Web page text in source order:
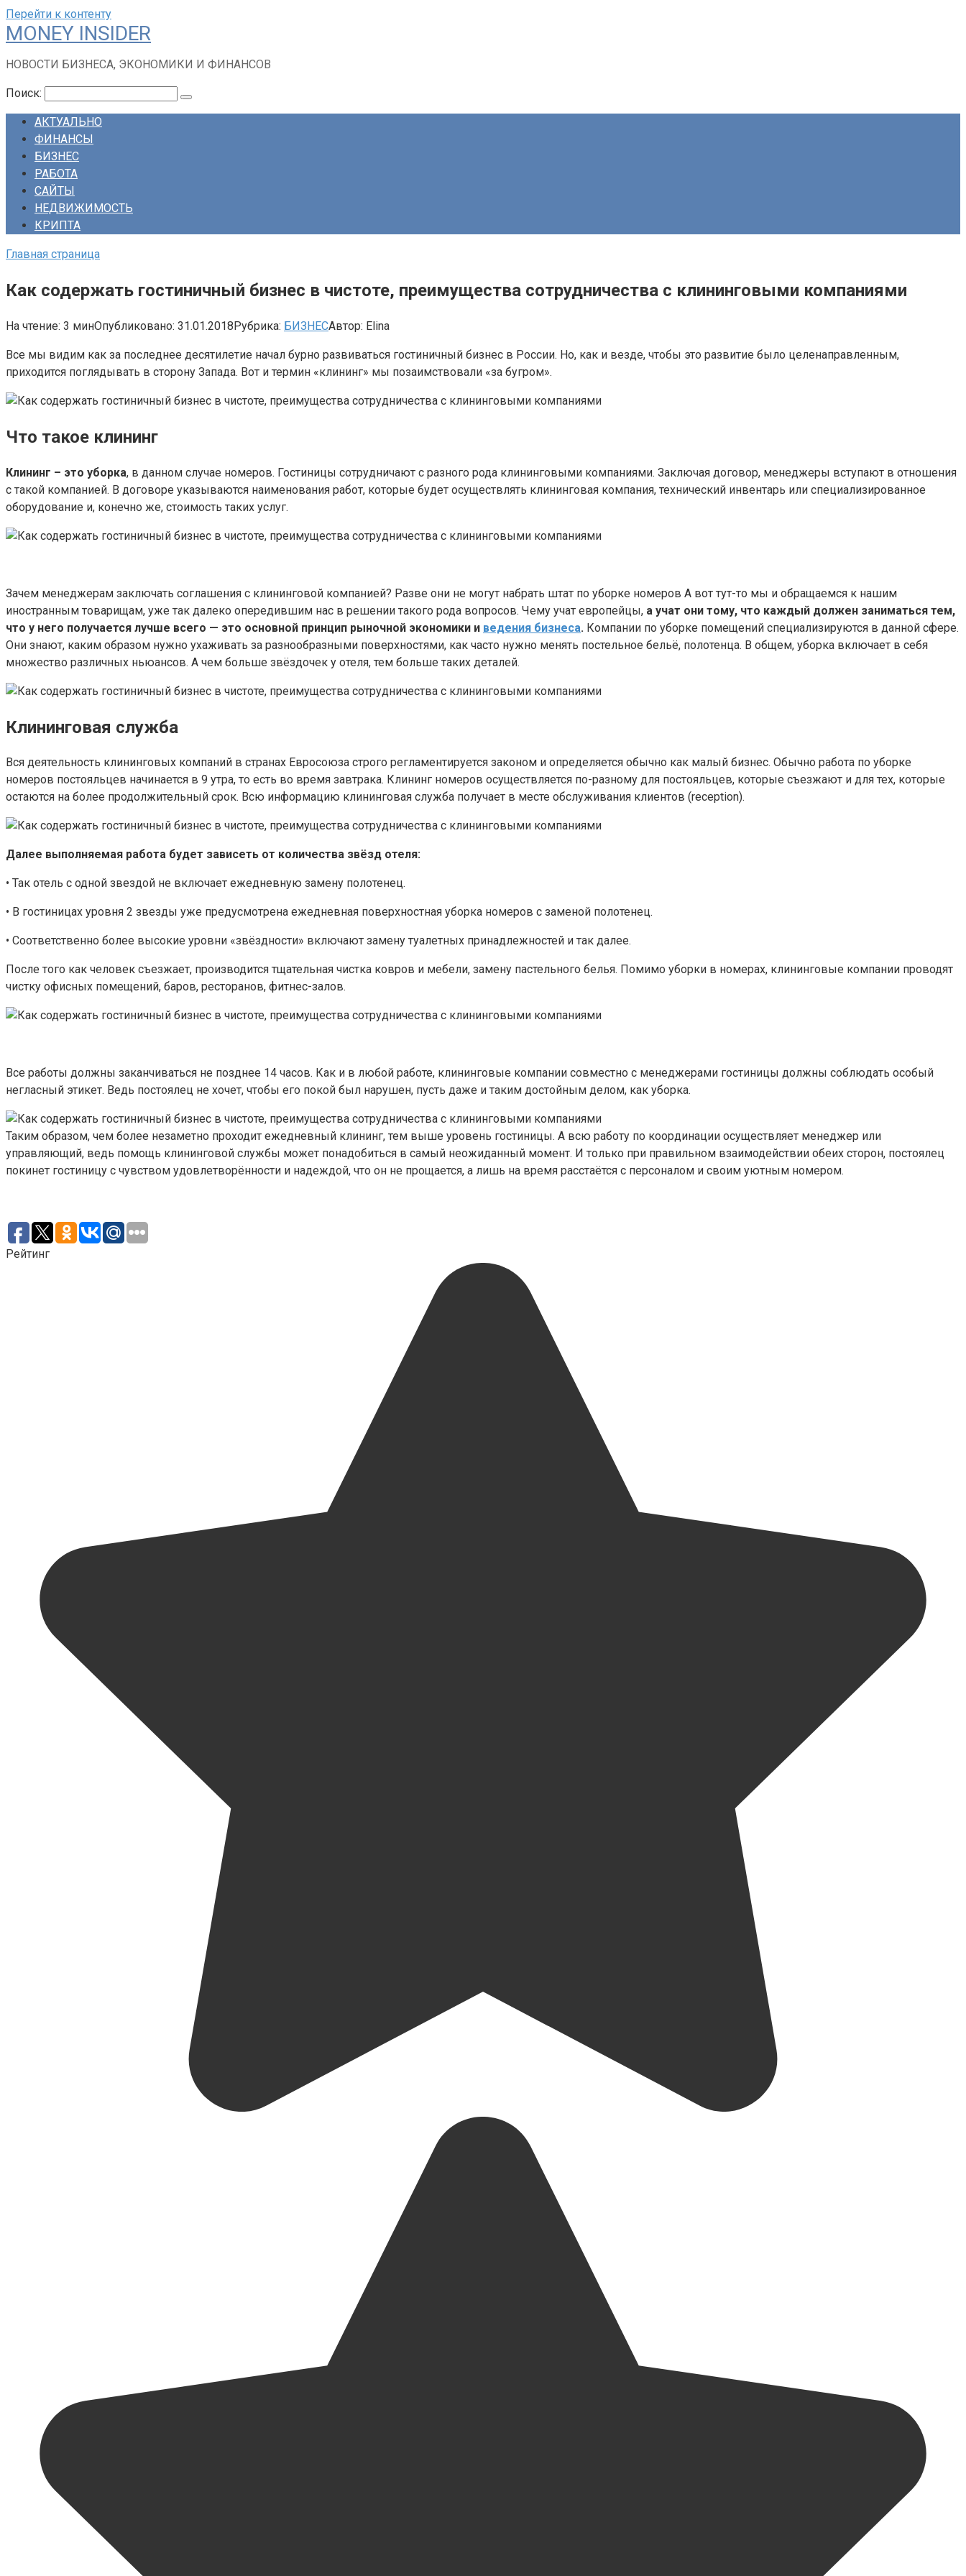
Перейти к контенту
MONEY INSIDER
НОВОСТИ БИЗНЕСА, ЭКОНОМИКИ И ФИНАНСОВ
Поиск:
АКТУАЛЬНО
ФИНАНСЫ
БИЗНЕС
РАБОТА
САЙТЫ
НЕДВИЖИМОСТЬ
КРИПТА
Главная страница
Как содержать гостиничный бизнес в чистоте, преимущества сотрудничества с клининговыми компаниями
На чтение: 3 минОпубликовано: 31.01.2018Рубрика: БИЗНЕСАвтор: Elina
Все мы видим как за последнее десятилетие начал бурно развиваться гостиничный бизнес в России. Но, как и везде, чтобы это развитие было целенаправленным,
приходится поглядывать в сторону Запада. Вот и термин «клининг» мы позаимствовали «за бугром».
Что такое клининг
Клининг – это уборка, в данном случае номеров. Гостиницы сотрудничают с разного рода клининговыми компаниями. Заключая договор, менеджеры вступают в отношения
с такой компанией. В договоре указываются наименования работ, которые будет осуществлять клининговая компания, технический инвентарь или специализированное
оборудование и, конечно же, стоимость таких услуг.
Зачем менеджерам заключать соглашения с клининговой компанией? Разве они не могут набрать штат по уборке номеров А вот тут-то мы и обращаемся к нашим
иностранным товарищам, уже так далеко опередившим нас в решении такого рода вопросов. Чему учат европейцы, а учат они тому, что каждый должен заниматься тем,
что у него получается лучше всего — это основной принцип рыночной экономики и ведения бизнеса. Компании по уборке помещений специализируются в данной сфере.
Они знают, каким образом нужно ухаживать за разнообразными поверхностями, как часто нужно менять постельное бельё, полотенца. В общем, уборка включает в себя
множество различных ньюансов. А чем больше звёздочек у отеля, тем больше таких деталей.
Клининговая служба
Вся деятельность клининговых компаний в странах Евросоюза строго регламентируется законом и определяется обычно как малый бизнес. Обычно работа по уборке
номеров постояльцев начинается в 9 утра, то есть во время завтрака. Клининг номеров осуществляется по-разному для постояльцев, которые съезжают и для тех, которые
остаются на более продолжительный срок. Всю информацию клининговая служба получает в месте обслуживания клиентов (reception).
Далее выполняемая работа будет зависеть от количества звёзд отеля:
• Так отель с одной звездой не включает ежедневную замену полотенец.
• В гостиницах уровня 2 звезды уже предусмотрена ежедневная поверхностная уборка номеров с заменой полотенец.
• Соответственно более высокие уровни «звёздности» включают замену туалетных принадлежностей и так далее.
После того как человек съезжает, производится тщательная чистка ковров и мебели, замену пастельного белья. Помимо уборки в номерах, клининговые компании проводят
чистку офисных помещений, баров, ресторанов, фитнес-залов.
Все работы должны заканчиваться не позднее 14 часов. Как и в любой работе, клининговые компании совместно с менеджерами гостиницы должны соблюдать особый
негласный этикет. Ведь постоялец не хочет, чтобы его покой был нарушен, пусть даже и таким достойным делом, как уборка.
Таким образом, чем более незаметно проходит ежедневный клининг, тем выше уровень гостиницы. А всю работу по координации осуществляет менеджер или
управляющий, ведь помощь клининговой службы может понадобиться в самый неожиданный момент. И только при правильном взаимодействии обеих сторон, постоялец
покинет гостиницу с чувством удовлетворённости и надеждой, что он не прощается, а лишь на время расстаётся с персоналом и своим уютным номером.
Рейтинг